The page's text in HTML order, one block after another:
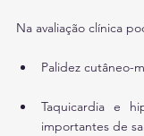
Na avaliação clínica
Palidez cutâneo-
Taquicardia e
importantes de